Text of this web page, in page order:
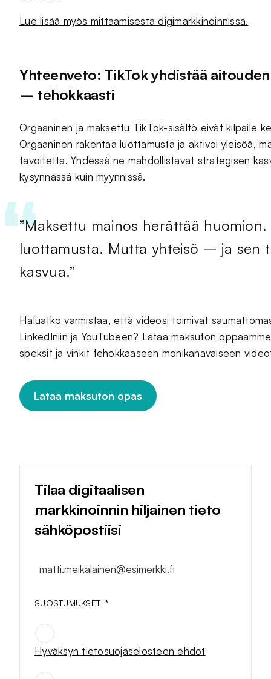
Lue lisää myös mittaamisesta digimarkkinoinnissa.
Yhteenveto: TikTok yhdistää
– tehokkaasti
Orgaaninen ja maksettu TikTok-sisältö eivät kilpaile
Orgaaninen rakentaa luottamusta ja aktivoi yleisöä,
tavoitetta. Yhdessä ne mahdollistavat strategisen
kysynnässä kuin myynnissä.
”Maksettu mainos herättää
luottamusta. Mutta yhteisö – ja sen
kasvua.”
Haluatko varmistaa, ettävideosi toimivat
LinkedIniin ja YouTubeen? Lataa maksuton
speksit ja vinkit tehokkaaseen monikanavaiseen
Lataa maksuton opas
Tilaa digitaalisen
markkinoinnin hiljainen tieto
sähköpostiisi
SUOSTUMUKSET *
Hyväksyn tietosuojaselosteen ehdot
SUOSTUMUKSET